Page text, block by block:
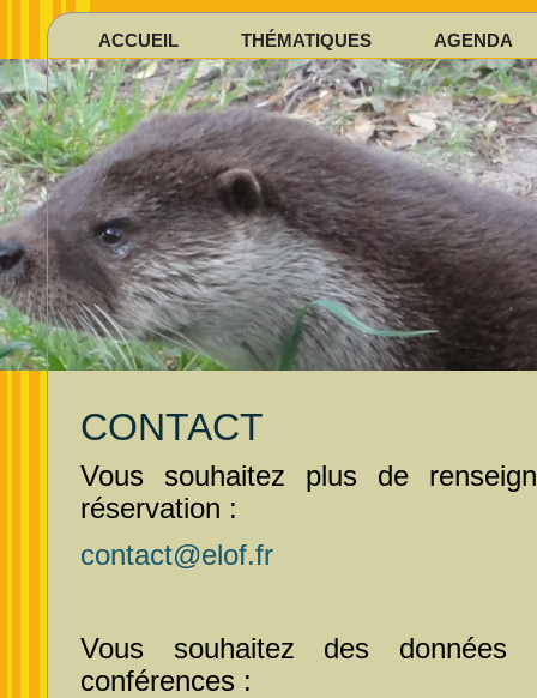
ACCUEIL THÉMATIQUES AGENDA
CONTACT
Vous souhaitez plus de
réservation :
contact@elof.fr
Vous souhaitez des données
conférences :